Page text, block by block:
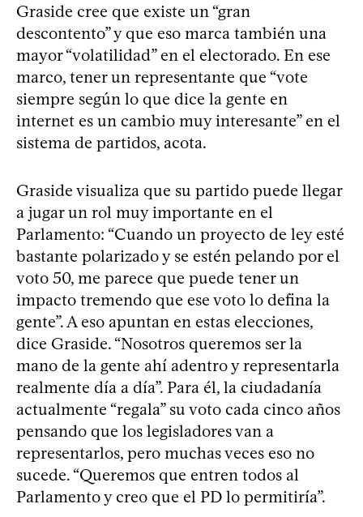
Graside cree que existe un “gran
descontento” y que eso marca también una
mayor “volatilidad” en el electorado. En ese
marco, tener un representante que “vote
siempre según lo que dice la gente en
internet es un cambio muy interesante” en el
sistema de partidos, acota.
Graside visualiza que su partido puede llegar
a jugar un rol muy importante en el
Parlamento: “Cuando un proyecto de ley esté
bastante polarizado y se estén pelando por el
voto 50, me parece que puede tener un
impacto tremendo que ese voto lo defina la
gente”. A eso apuntan en estas elecciones,
dice Graside. “Nosotros queremos ser la
mano de la gente ahí adentro y representarla
realmente día a día”. Para él, la ciudadanía
actualmente “regala” su voto cada cinco años
pensando que los legisladores van a
representarlos, pero muchas veces eso no
sucede. “Queremos que entren todos al
Parlamento y creo que el PD lo permitiría”.